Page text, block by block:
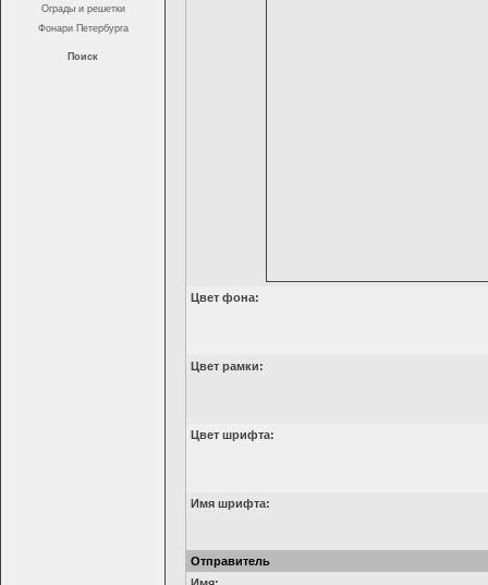
Ограды и решетки
Фонари Петербурга
Поиск
Цвет фона:
Цвет рамки:
Цвет шрифта:
Имя шрифта:
Отправитель